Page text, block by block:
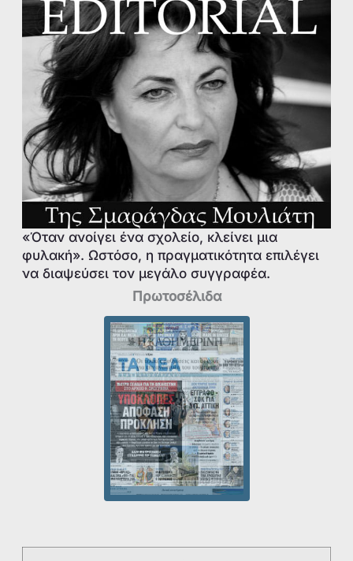
«Όταν ανοίγει ένα σχολείο, κλείνει μια
φυλακή». Ωστόσο, η πραγματικότητα επιλέγει
να διαψεύσει τον μεγάλο συγγραφέα.
Πρωτοσέλιδα